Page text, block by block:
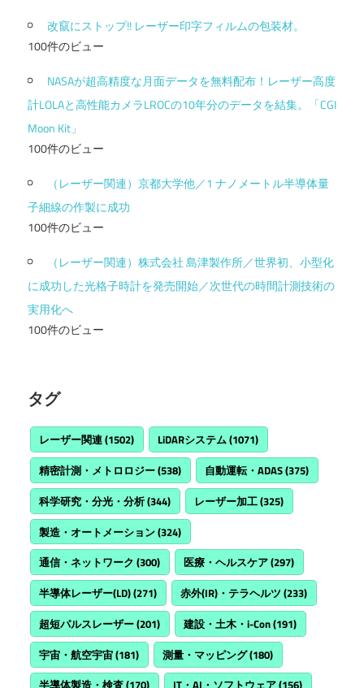
改竄にストップ!! レーザー印字フィルムの包装材。
100件のビュー
NASAが超高精度な月面データを無料配布！レーザー高度
計LOLAと高性能カメラLROCの10年分のデータを結集。「CGI
Moon Kit」
100件のビュー
（レーザー関連）京都大学他／1 ナノメートル半導体量
子細線の作製に成功
100件のビュー
（レーザー関連）株式会社 島津製作所／世界初、小型化
に成功した光格子時計を発売開始／次世代の時間計測技術の
実用化へ
100件のビュー
タグ
レーザー関連(1502) LiDARシステム(1071)
精密計測・メトロロジー(538) 自動運転・ADAS(375)
科学研究・分光・分析(344) レーザー加工(325)
製造・オートメーション(324)
通信・ネットワーク (300) 医療・ヘルスケア(297)
半導体レーザー(LD)(271) 赤外(IR)・テラヘルツ (233)
超短パルスレーザー(201) 建設・土木・i-Con(191)
宇宙・航空宇宙(181) 測量・マッピング(180)